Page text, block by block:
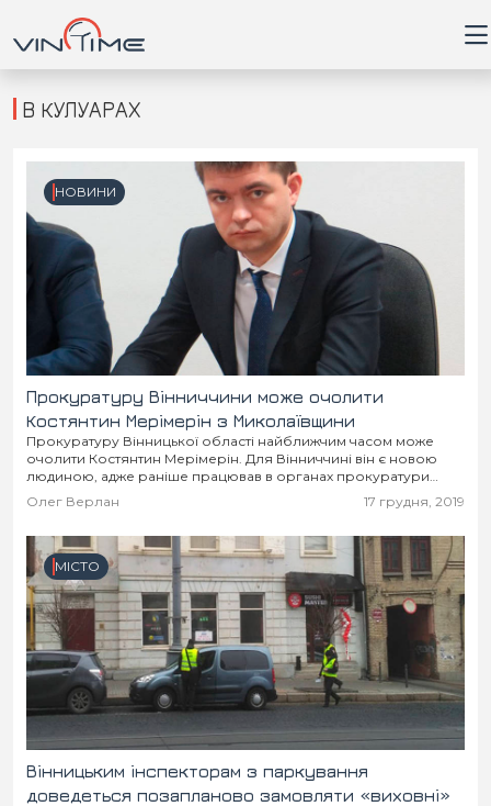
Війна
Новини
Кримінал
Здоров'я
Приватна думка
В кулуарах
Місто
Життя
Відео
Конфлікти
Партнери
Спорт
Історія
Спорт
Футбол
Контакти
Підписатись на нас у Telegram
В КУЛУАРАХ
НОВИНИ
Прокуратуру Вінниччини може очолити
Костянтин Мерімерін з Миколаївщини
Прокуратуру Вінницької області найближчим часом може
очолити Костянтин Мерімерін. Для Вінниччині він є новою
людиною, адже раніше працював в органах прокуратури
Миколаївської області й Одеси.
Олег Верлан 17 грудня, 2019
МІСТО
Вінницьким інспекторам з паркування
доведеться позапланово замовляти «виховні»